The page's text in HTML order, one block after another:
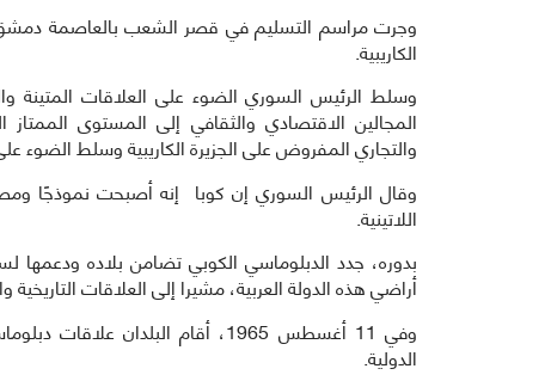
وجرت مراسم التسليم في قصر الشعب بالعاصمة دمشق،
الكاريبية.
وسلط الرئيس السوري الضوء على العلاقات المتينة
المجالين الاقتصادي والثقافي إلى المستوى
والتجاري المفروض على الجزيرة الكاريبية وسلط
وقال الرئيس السوري إن كوبا إنه أصبحت نموذجًا
اللاتينية.
بدوره، جدد الدبلوماسي الكوبي تضامن بلاده ودعمها
أراضي هذه الدولة العربية، مشيرا إلى العلاقات
وفي 11 أغسطس 1965، أقام البلدان
الدولية.